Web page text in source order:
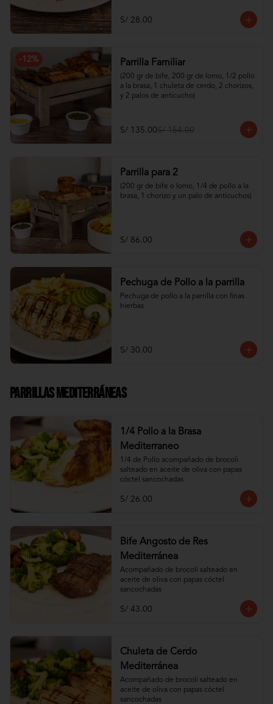
S/ 28.00
-12% Parrilla Familiar
(200 gr de bife, 200 gr de lomo, 1/2 pollo
a la brasa, 1 chuleta de cerdo, 2 chorizos,
y 2 palos de anticucho)
S/ 135.00S/ 154.00
Parrilla para 2
(200 gr de bife o lomo, 1/4 de pollo a la
brasa, 1 chorizo y un palo de anticuchos)
S/ 86.00
Pechuga de Pollo a la parrilla
Pechuga de pollo a la parrilla con finas
hierbas
S/ 30.00
Parrillas Mediterráneas
1/4 Pollo a la Brasa
Mediterraneo
1/4 de Pollo acompañado de brocoli
salteado en aceite de oliva con papas
cóctel sancochadas
S/ 26.00
Bife Angosto de Res
Mediterránea
Acompañado de brocoli salteado en
aceite de oliva con papas cóctel
sancochadas
S/ 43.00
Chuleta de Cerdo
Mediterránea
Acompañado de brocoli salteado en
aceite de oliva con papas cóctel
sancochadas